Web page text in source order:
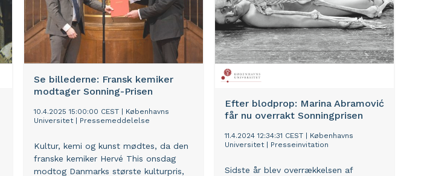
Se billederne: Fransk kemiker
modtager Sonning-Prisen
10.4.2025 15:00:00 CEST
Københavns
Universitet| Pressemeddelelse
Kultur, kemi og kunst mødtes, da den
franske kemiker Hervé This onsdag
modtog Danmarks største kulturpris,
Efter blodprop: Marina Abramović
får nu overrakt Sonningprisen
11.4.2024 12:34:31 CEST
Københavns
Universitet| Presseinvitation
Sidste år blev overrækkelsen af